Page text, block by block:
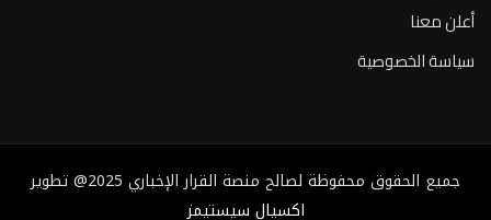
أعلن معنا
سياسة الخصوصية
جميع الحقوق محفوظة لصالح منصة القرار الإخباري 2025@ تطوير
اكسيال سيستيمز